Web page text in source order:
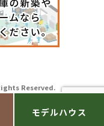
モデルハウス
Reserved.